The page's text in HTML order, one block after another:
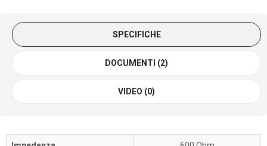
SPECIFICHE
DOCUMENTI (2)
VIDEO (0)